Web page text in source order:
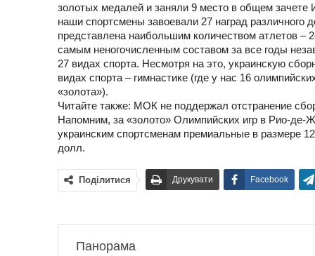
золотых медалей и заняли 9 место в общем зачете
наши спортсмены завоевали 27 наград различного
представлена наибольшим количеством атлетов
самым неногочисленным составом за все годы
27 видах спорта. Несмотря на это, украинскую
видах спорта – гимнастике (где у нас 16
«золота»).
Читайте также: МОК не поддержал отстранение
Напомним, за «золото» Олимпийских игр в Рио-
украинским спортсменам премиальные в размере
долл.
Поділитися Друкувати Facebook
Панорама